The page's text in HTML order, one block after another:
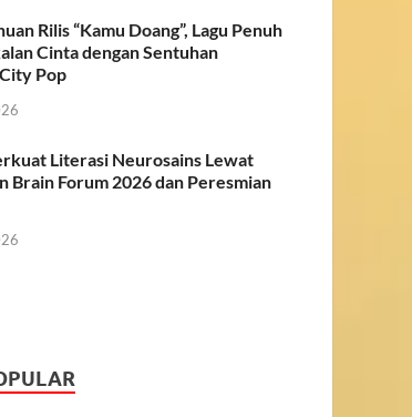
Rilis “Kamu Doang”, Lagu Penuh
Cinta dengan Sentuhan
Pop
Literasi Neurosains Lewat
Brain Forum 2026 dan Peresmian